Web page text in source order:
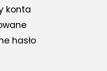
konta
hasło